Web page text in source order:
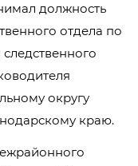
должность
отдела по
округу
краю.